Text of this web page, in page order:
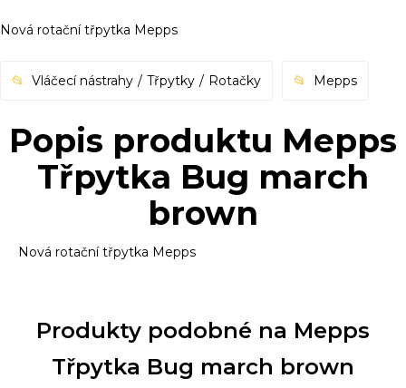
Nová rotační třpytka Mepps
Vláčecí nástrahy Třpytky Rotačky Mepps
Popis produktu Mepps
Třpytka Bug march
brown
Nová rotační třpytka Mepps
Produkty podobné na Mepps
Třpytka Bug march brown